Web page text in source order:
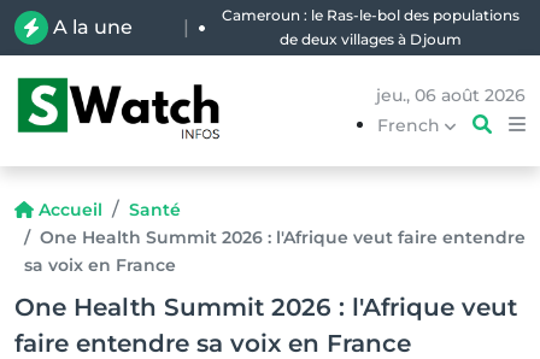
A la une |
Cameroun : le Ras-le-bol des populations
de deux villages à Djoum
jeu., 06 août 2026
French
Accueil
Santé
One Health Summit 2026 : l'Afrique veut faire entendre
sa voix en France
One Health Summit 2026 : l'Afrique veut
faire entendre sa voix en France